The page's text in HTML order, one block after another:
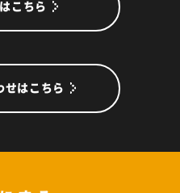
こちら
せはこちら